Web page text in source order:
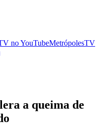
noYouTubeMetrópolesTV
a queima de